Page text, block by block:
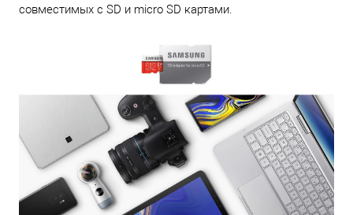
совместимых с SD и micro SD картами.